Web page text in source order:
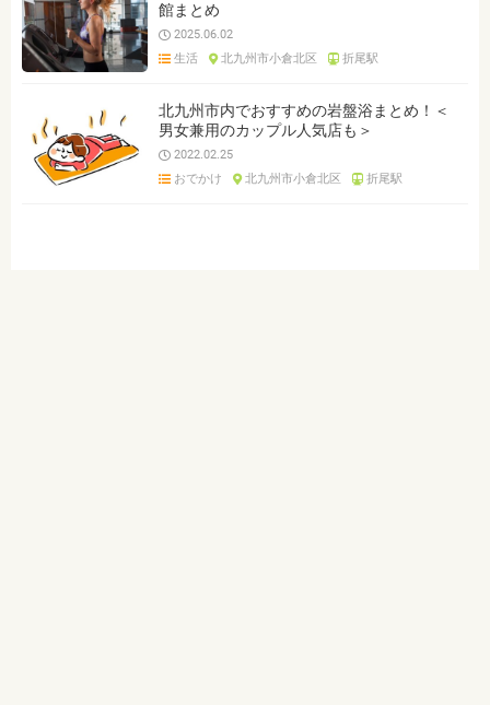
館まとめ
2025.06.02
生活
北九州市小倉北区 折尾駅
北九州市内でおすすめの岩盤浴まとめ！＜
男女兼用のカップル人気店も＞
2022.02.25
おでかけ
北九州市小倉北区 折尾駅